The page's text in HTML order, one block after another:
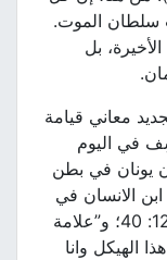
الموت.
بل
معاني قيامة
اليوم
يونان في بطن
الانسان في
قلب الأرض ثلاثة ايام وثلاث ليالٍ” متى 12: 40؛ و”علامة
وانا